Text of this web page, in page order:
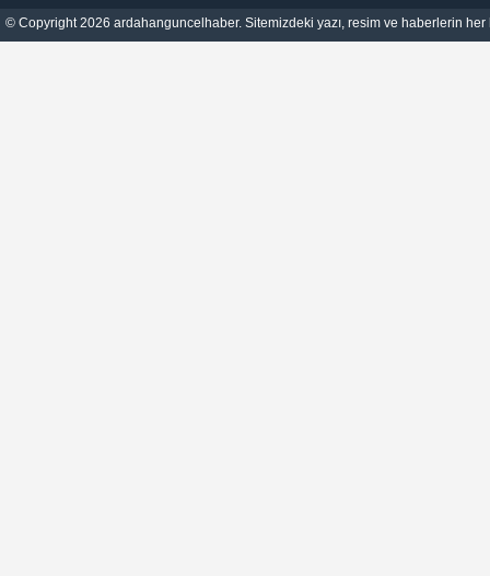
© Copyright 2026 ardahanguncelhaber. Sitemizdeki yazı, resim ve haberlerin her